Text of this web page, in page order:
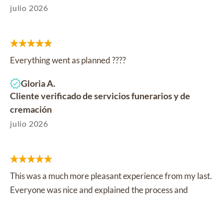
julio 2026
Everything went as planned ????
Gloria A.
Cliente verificado de servicios funerarios y de
cremación
julio 2026
This was a much more pleasant experience from my last.
Everyone was nice and explained the process and